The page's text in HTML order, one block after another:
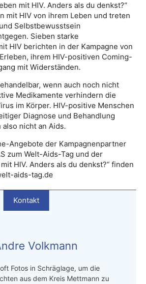
mit HIV. Anders als du denkst?“
mit HIV von ihrem Leben und treten
Selbstbewusstsein
Sieben starke
HIV berichten in der Kampagne von
ihrem HIV-positiven Coming-
mit Widerständen.
wenn auch noch nicht
Medikamente verhindern die
im Körper. HIV-positive Menschen
Diagnose und Behandlung
nicht an Aids.
Angebote der Kampagnenpartner
zum Welt-Aids-Tag und der
HIV. Anders als du denkst?“ finden
aids-tag.de
Kontakt
Volkmann
Fotos in Schräglage, um die
aus dem Kreis Mettmann zu